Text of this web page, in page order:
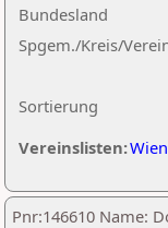
Sortierung
Bundesland
Spgem./Kreis/
Vereinslisten:Wien
Pnr:146610 Name: